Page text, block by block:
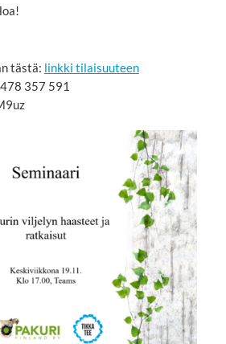
tästä: linkki tilaisuuteen
357 591